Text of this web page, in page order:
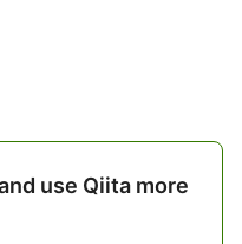
use Qiita more